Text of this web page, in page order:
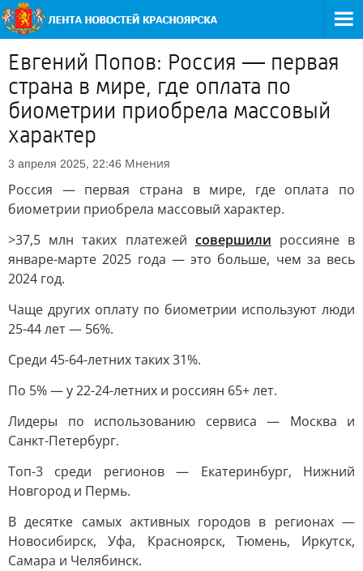
Евгений Попов: Россия — первая
страна в мире, где оплата по
биометрии приобрела массовый
характер
3 апреля 2025, 22:46 Мнения
Россия — первая страна в мире, где оплата по
биометрии приобрела массовый характер.
>37,5 млн таких платежей совершили россияне в
январе-марте 2025 года — это больше, чем за весь
2024 год.
Чаще других оплату по биометрии используют люди
25-44 лет — 56%.
Среди 45-64-летних таких 31%.
По 5% — у 22-24-летних и россиян 65+ лет.
Лидеры по использованию сервиса — Москва и
Санкт-Петербург.
Топ-3 среди регионов — Екатеринбург, Нижний
Новгород и Пермь.
В десятке самых активных городов в регионах —
Новосибирск, Уфа, Красноярск, Тюмень, Иркутск,
Самара и Челябинск.